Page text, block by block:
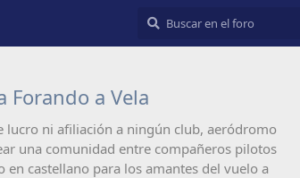
Forando a Vela
lucro ni afiliación a ningún club, aeródromo
una comunidad entre compañeros pilotos
castellano para los amantes del vuelo a